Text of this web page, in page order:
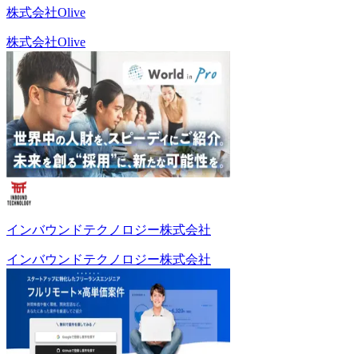
株式会社Olive
株式会社Olive
インバウンドテクノロジー株式会社
インバウンドテクノロジー株式会社